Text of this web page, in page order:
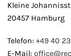
Kleine
20457 Hamburg
Telefon: +49 40
E-Mail: